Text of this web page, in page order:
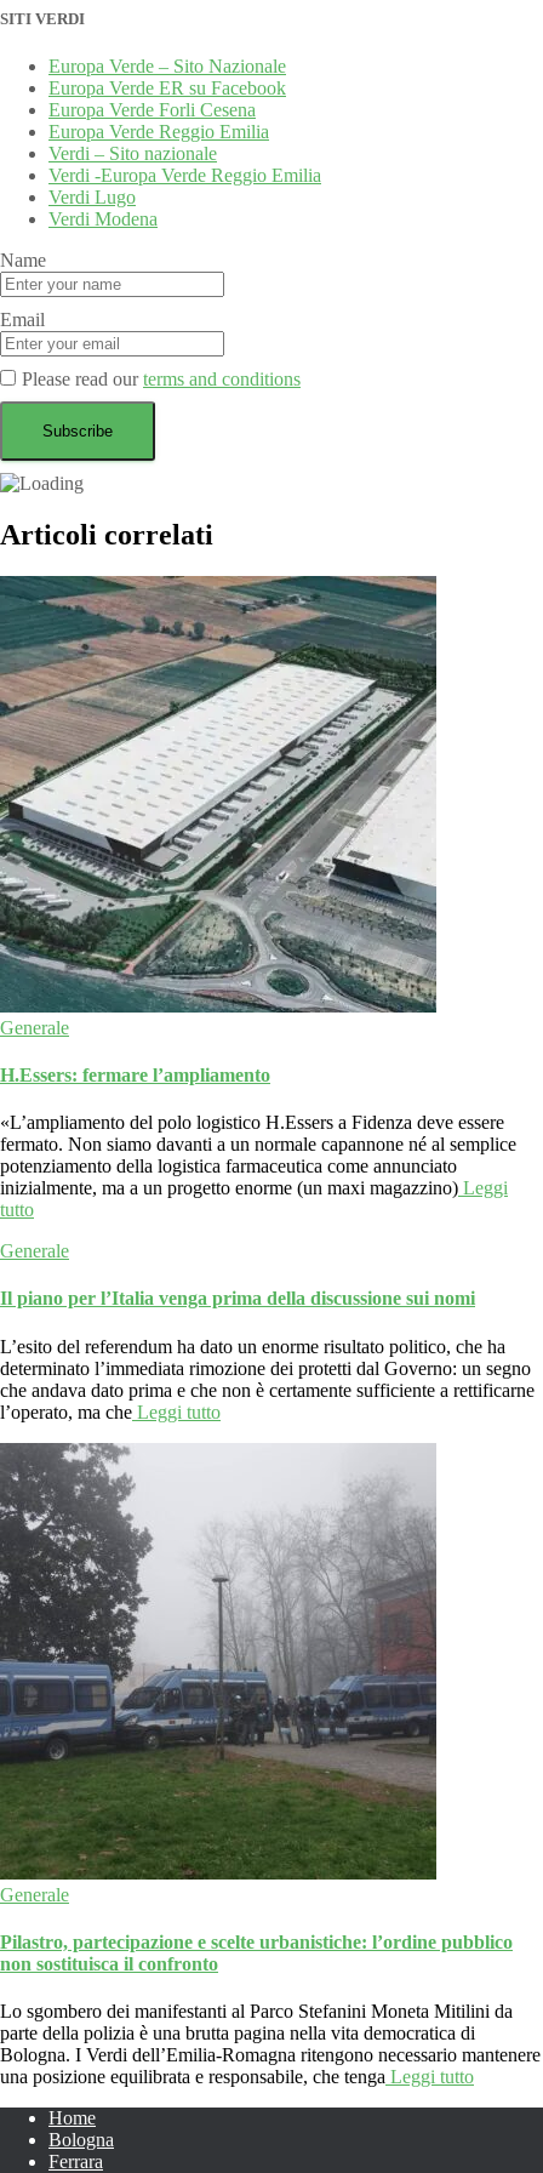
SITI VERDI
Europa Verde – Sito Nazionale
Europa Verde ER su Facebook
Europa Verde Forli Cesena
Europa Verde Reggio Emilia
Verdi – Sito nazionale
Verdi -Europa Verde Reggio Emilia
Verdi Lugo
Verdi Modena
Name
Email
Please read ourterms and conditions
Articoli correlati
Generale
H.Essers: fermare l’ampliamento
«L’ampliamento del polo logistico H.Essers a Fidenza deve essere
fermato. Non siamo davanti a un normale capannone né al semplice
potenziamento della logistica farmaceutica come annunciato
inizialmente, ma a un progetto enorme (un maxi magazzino) Leggi
tutto
Generale
Il piano per l’Italia venga prima della discussione sui nomi
L’esito del referendum ha dato un enorme risultato politico, che ha
determinato l’immediata rimozione dei protetti dal Governo: un segno
che andava dato prima e che non è certamente sufficiente a rettificarne
l’operato, ma che Leggi tutto
Generale
Pilastro, partecipazione e scelte urbanistiche: l’ordine pubblico
non sostituisca il confronto
Lo sgombero dei manifestanti al Parco Stefanini Moneta Mitilini da
parte della polizia è una brutta pagina nella vita democratica di
Bologna. I Verdi dell’Emilia-Romagna ritengono necessario mantenere
una posizione equilibrata e responsabile, che tenga Leggi tutto
Home
Bologna
Ferrara